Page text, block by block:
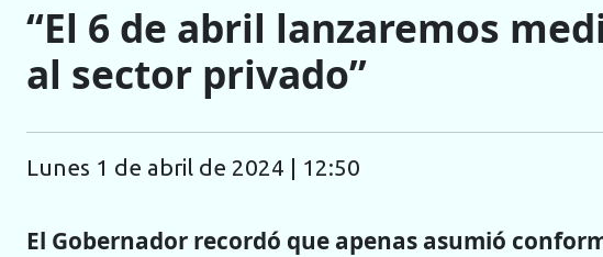
“El 6 de abril lanzaremos
al sector privado”
lunes 1 de abril de 2024 | 12:50
El Gobernador recordó que apenas asumió